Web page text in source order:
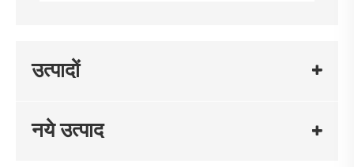
उत्पादों
नये उत्पाद